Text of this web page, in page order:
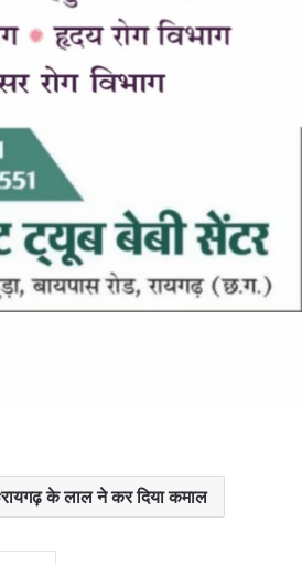
रायगढ़ के लाल ने कर दिया कमाल